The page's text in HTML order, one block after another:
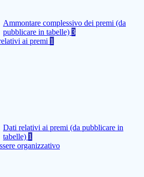
Ammontare complessivo dei premi (da
pubblicare in tabelle) 3
ai premi 1
Dati relativi ai premi (da pubblicare in
tabelle) 1
organizzativo